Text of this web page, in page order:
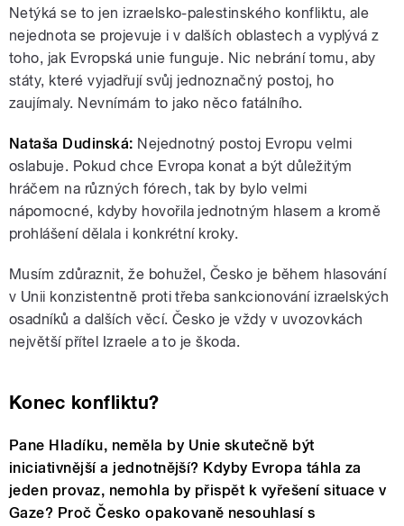
Netýká se to jen izraelsko-palestinského konfliktu, ale
nejednota se projevuje i v dalších oblastech a vyplývá z
toho, jak Evropská unie funguje. Nic nebrání tomu, aby
státy, které vyjadřují svůj jednoznačný postoj, ho
zaujímaly. Nevnímám to jako něco fatálního.
Nataša Dudinská: Nejednotný postoj Evropu velmi
oslabuje. Pokud chce Evropa konat a být důležitým
hráčem na různých fórech, tak by bylo velmi
nápomocné, kdyby hovořila jednotným hlasem a kromě
prohlášení dělala i konkrétní kroky.
Musím zdůraznit, že bohužel, Česko je během hlasování
v Unii konzistentně proti třeba sankcionování izraelských
osadníků a dalších věcí. Česko je vždy v uvozovkách
největší přítel Izraele a to je škoda.
Konec konfliktu?
Pane Hladíku, neměla by Unie skutečně být
iniciativnější a jednotnější? Kdyby Evropa táhla za
jeden provaz, nemohla by přispět k vyřešení situace v
Gaze? Proč Česko opakovaně nesouhlasí s